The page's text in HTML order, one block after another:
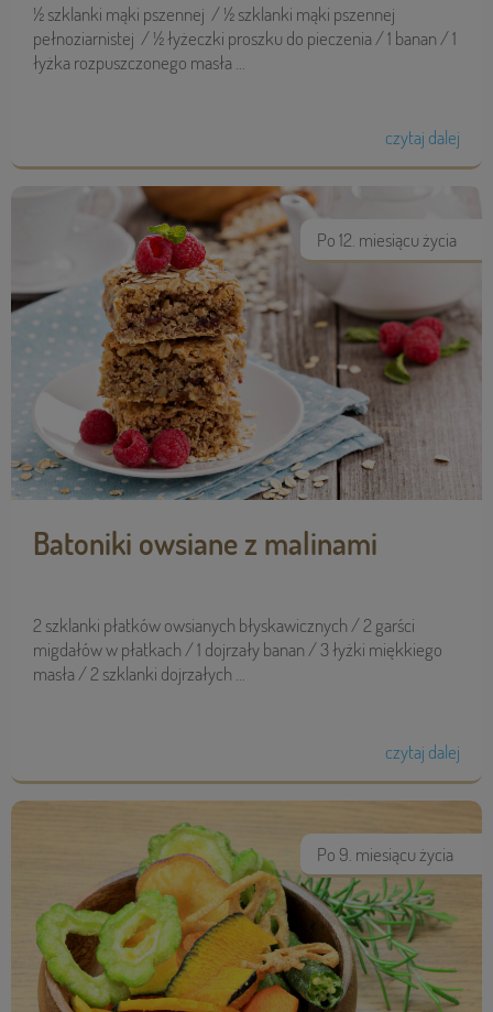
½ szklanki mąki pszennej / ½ szklanki mąki pszennej
pełnoziarnistej / ½ łyżeczki proszku do pieczenia / 1 banan / 1
łyżka rozpuszczonego masła ...
czytaj dalej
Po 12. miesiącu życia
Batoniki owsiane z malinami
2 szklanki płatków owsianych błyskawicznych / 2 garści
migdałów w płatkach / 1 dojrzały banan / 3 łyżki miękkiego
masła / 2 szklanki dojrzałych ...
czytaj dalej
Po 9. miesiącu życia